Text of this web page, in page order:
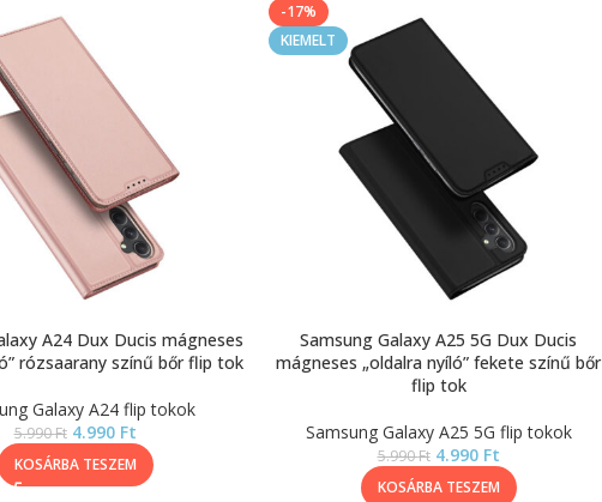
A24 Dux Ducis mágneses
rózsaarany színű bőr flip tok
Galaxy A24 flip tokok
5.990Ft 4.990 Ft
KOSÁRBA TESZEM
-17%
KIEMELT
Samsung Galaxy A25 5G Dux Ducis
mágneses „oldalra nyíló” fekete színű bőr
flip tok
Samsung Galaxy A25 5G flip tokok
5.990Ft 4.990 Ft
KOSÁRBA TESZEM